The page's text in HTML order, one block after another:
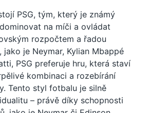
PSG, tým, který je známý
na míči a ovládat
rozpočtem a řadou
je Neymar, Kylian Mbappé
PSG preferuje hru, která staví
kombinaci a rozebírání
Tento styl fotbalu je silně
– právě díky schopnosti